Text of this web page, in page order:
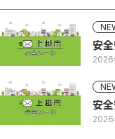
安
2026
安
2026